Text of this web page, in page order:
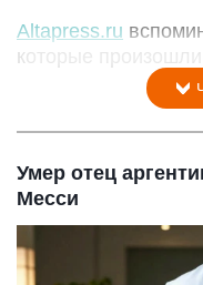
Altapress.ru
которые произошли
Умер отец
Месси